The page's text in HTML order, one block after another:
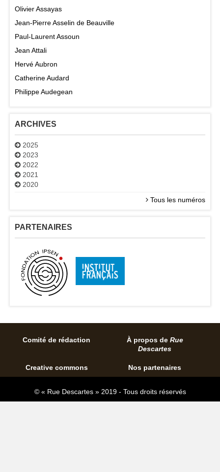
Olivier Assayas
Jean-Pierre Asselin de Beauville
Paul-Laurent Assoun
Jean Attali
Hervé Aubron
Catherine Audard
Philippe Audegean
ARCHIVES
2025
2023
2022
2021
2020
Tous les numéros
PARTENAIRES
Comité de rédaction À propos de Rue
Descartes
Creative commons Nos partenaires
© « Rue Descartes » 2019 - Tous droits réservés